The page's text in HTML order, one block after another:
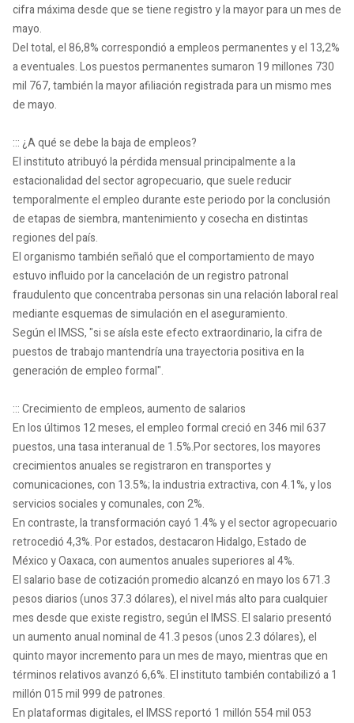
cifra máxima desde que se tiene registro y la mayor para un mes de
mayo.
Del total, el 86,8% correspondió a empleos permanentes y el 13,2%
a eventuales. Los puestos permanentes sumaron 19 millones 730
mil 767, también la mayor afiliación registrada para un mismo mes
de mayo.
::: ¿A qué se debe la baja de empleos?
El instituto atribuyó la pérdida mensual principalmente a la
estacionalidad del sector agropecuario, que suele reducir
temporalmente el empleo durante este periodo por la conclusión
de etapas de siembra, mantenimiento y cosecha en distintas
regiones del país.
El organismo también señaló que el comportamiento de mayo
estuvo influido por la cancelación de un registro patronal
fraudulento que concentraba personas sin una relación laboral real
mediante esquemas de simulación en el aseguramiento.
Según el IMSS, "si se aísla este efecto extraordinario, la cifra de
puestos de trabajo mantendría una trayectoria positiva en la
generación de empleo formal".
::: Crecimiento de empleos, aumento de salarios
En los últimos 12 meses, el empleo formal creció en 346 mil 637
puestos, una tasa interanual de 1.5%.Por sectores, los mayores
crecimientos anuales se registraron en transportes y
comunicaciones, con 13.5%; la industria extractiva, con 4.1%, y los
servicios sociales y comunales, con 2%.
En contraste, la transformación cayó 1.4% y el sector agropecuario
retrocedió 4,3%. Por estados, destacaron Hidalgo, Estado de
México y Oaxaca, con aumentos anuales superiores al 4%.
El salario base de cotización promedio alcanzó en mayo los 671.3
pesos diarios (unos 37.3 dólares), el nivel más alto para cualquier
mes desde que existe registro, según el IMSS. El salario presentó
un aumento anual nominal de 41.3 pesos (unos 2.3 dólares), el
quinto mayor incremento para un mes de mayo, mientras que en
términos relativos avanzó 6,6%. El instituto también contabilizó a 1
millón 015 mil 999 de patrones.
En plataformas digitales, el IMSS reportó 1 millón 554 mil 053